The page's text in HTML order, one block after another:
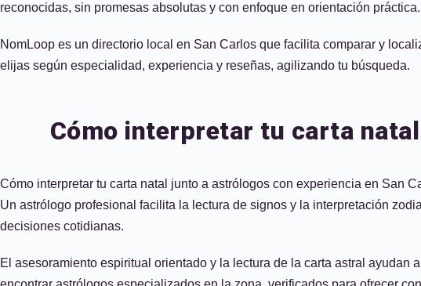
reconocidas, sin promesas absolutas y con enfoque en orientación práctica.
NomLoop es un directorio local en San Carlos que facilita comparar y
elijas según especialidad, experiencia y reseñas, agilizando tu búsqueda.
Cómo interpretar tu carta
Cómo interpretar tu carta natal junto a astrólogos con experiencia en San
Un astrólogo profesional facilita la lectura de signos y la interpretación
decisiones cotidianas.
El asesoramiento espiritual orientado y la lectura de la carta astral